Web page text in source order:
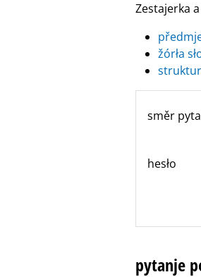
Zestajerka
žórła
směr
hesło
pytanje